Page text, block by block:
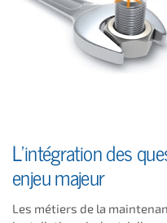
L’intégration des
enjeu majeur
Les métiers de la